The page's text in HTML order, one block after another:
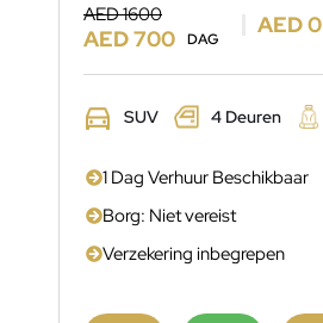
AED 1600
AED 700 DAG
AED 0
SUV 4 Deuren
1 Dag Verhuur Beschikbaar
Borg: Niet vereist
Verzekering inbegrepen